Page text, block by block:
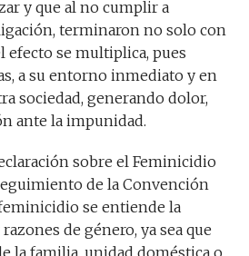
y que al no cumplir a
terminaron no solo con
efecto se multiplica, pues
a su entorno inmediato y en
sociedad, generando dolor,
ante la impunidad.
sobre el Feminicidio
de la Convención
se entiende la
de género, ya sea que
la familia, unidad doméstica o